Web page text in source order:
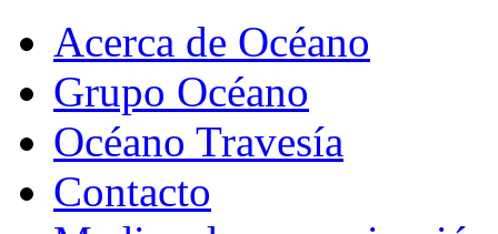
Acerca de Océano
Grupo Océano
Océano Travesía
Contacto